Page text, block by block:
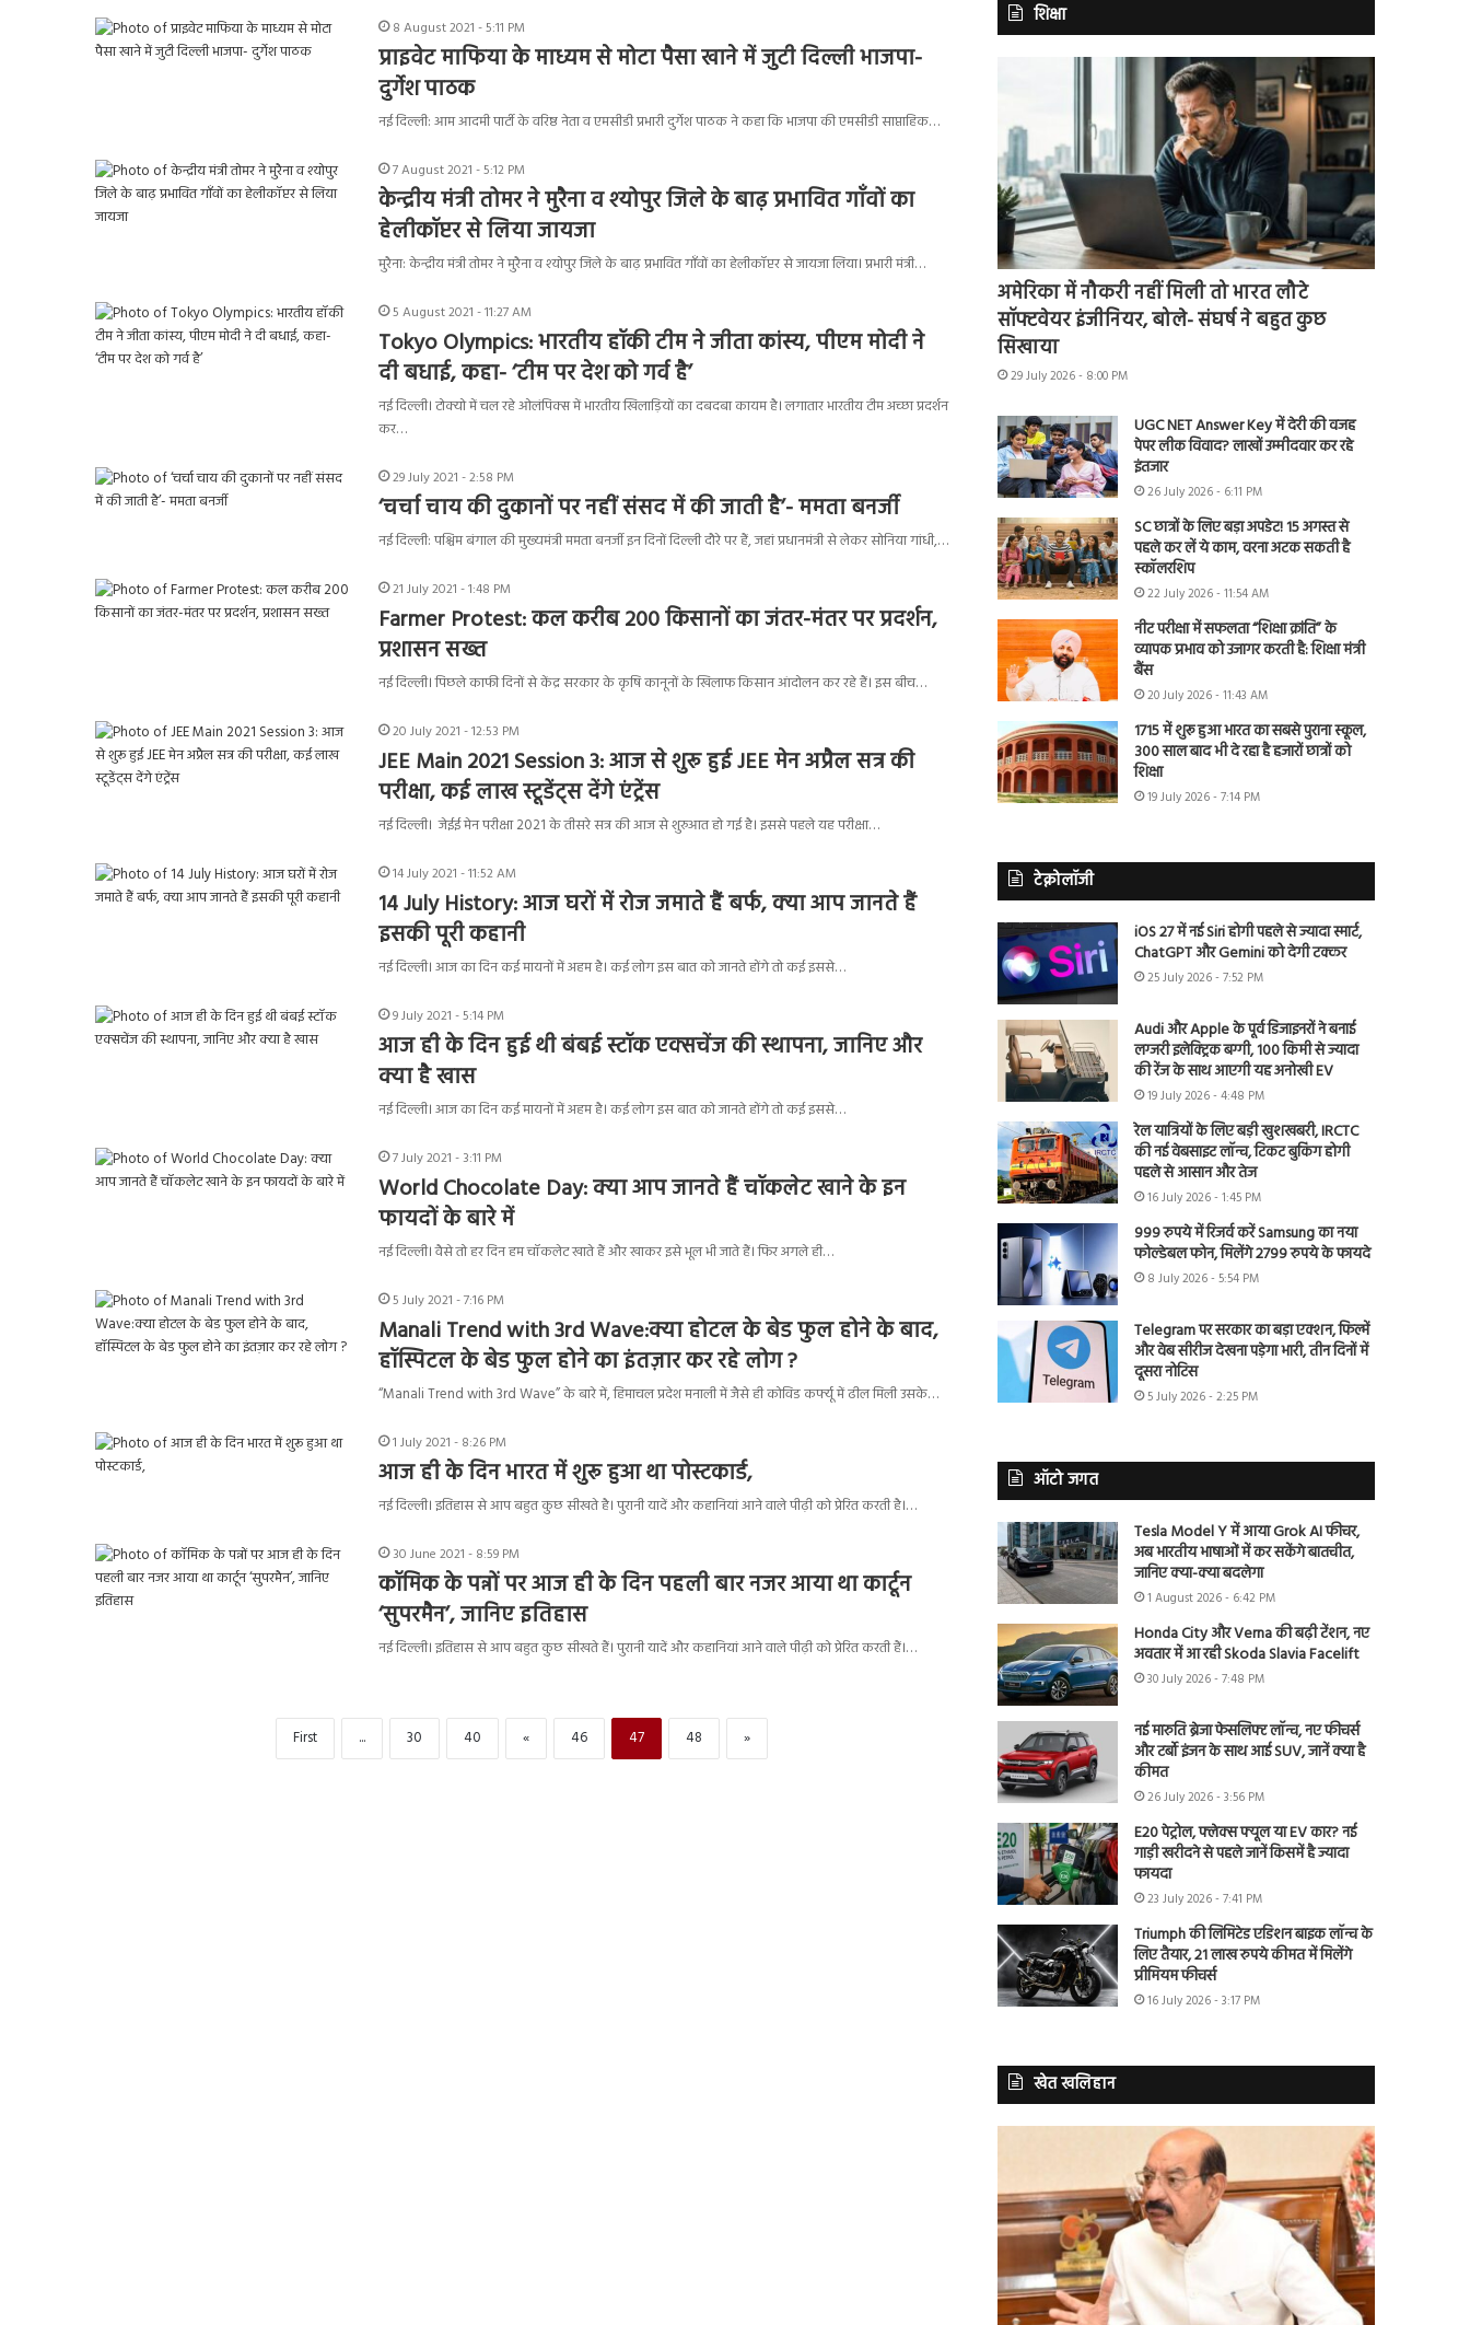
8 August 2021 - 5:11 PM
प्राइवेट माफिया के माध्यम से मोटा पैसा खाने में जुटी दिल्ली भाजपा-
दुर्गेश पाठक
नई दिल्ली: आम आदमी पार्टी के वरिष्ठ नेता व एमसीडी प्रभारी दुर्गेश पाठक ने कहा कि भाजपा की एमसीडी साप्ताहिक…
7 August 2021 - 5:12 PM
केन्द्रीय मंत्री तोमर ने मुरैना व श्योपुर जिले के बाढ़ प्रभावित गाँवों का
हेलीकॉप्टर से लिया जायजा
मुरैना: केन्द्रीय मंत्री तोमर ने मुरैना व श्योपुर जिले के बाढ़ प्रभावित गाँवों का हेलीकॉप्टर से जायजा लिया। प्रभारी मंत्री…
5 August 2021 - 11:27 AM
Tokyo Olympics: भारतीय हॉकी टीम ने जीता कांस्य, पीएम मोदी ने
दी बधाई, कहा- ‘टीम पर देश को गर्व है’
नई दिल्ली। टोक्यो में चल रहे ओलंपिक्स में भारतीय खिलाड़ियों का दबदबा कायम है। लगातार भारतीय टीम अच्छा प्रदर्शन
कर…
29 July 2021 - 2:58 PM
‘चर्चा चाय की दुकानों पर नहीं संसद में की जाती है’- ममता बनर्जी
नई दिल्ली: पश्चिम बंगाल की मुख्यमंत्री ममता बनर्जी इन दिनों दिल्ली दौरे पर हैं, जहां प्रधानमंत्री से लेकर सोनिया गांधी,…
21 July 2021 - 1:48 PM
Farmer Protest: कल करीब 200 किसानों का जंतर-मंतर पर प्रदर्शन,
प्रशासन सख्त
नई दिल्ली। पिछले काफी दिनों से केंद्र सरकार के कृषि कानूनों के खिलाफ किसान आंदोलन कर रहे हैं। इस बीच…
20 July 2021 - 12:53 PM
JEE Main 2021 Session 3: आज से शुरू हुई JEE मेन अप्रैल सत्र की
परीक्षा, कई लाख स्टूडेंट्स देंगे एंट्रेंस
नई दिल्ली। जेईई मेन परीक्षा 2021 के तीसरे सत्र की आज से शुरुआत हो गई है। इससे पहले यह परीक्षा…
14 July 2021 - 11:52 AM
14 July History: आज घरों में रोज जमाते हैं बर्फ, क्‍या आप जानते हैं
इसकी पूरी कहानी
नई दिल्ली। आज का दिन कई मायनों में अहम है। कई लोग इस बात को जानते होंगे तो कई इससे…
9 July 2021 - 5:14 PM
आज ही के दिन हुई थी बंबई स्टॉक एक्सचेंज की स्थापना, जानिए और
क्या है खास
नई दिल्ली। आज का दिन कई मायनों में अहम है। कई लोग इस बात को जानते होंगे तो कई इससे…
7 July 2021 - 3:11 PM
World Chocolate Day: क्या आप जानते हैं चॉकलेट खाने के इन
फायदों के बारे में
नई दिल्ली। वैसे तो हर दिन हम चॉकलेट खाते हैं और खाकर इसे भूल भी जाते हैं। फिर अगले ही…
5 July 2021 - 7:16 PM
Manali Trend with 3rd Wave:क्या होटल के बेड फुल होने के बाद,
हॉस्पिटल के बेड फुल होने का इंतज़ार कर रहे लोग ?
“Manali Trend with 3rd Wave” के बारे में, हिमाचल प्रदेश मनाली में जैसे ही कोविड कर्फ्यू में ढील मिली उसके…
1 July 2021 - 8:26 PM
आज ही के दिन भारत में शुरू हुआ था पोस्टकार्ड,
नई दिल्ली। इतिहास से आप बहुत कुछ सीखते है। पुरानी यादें और कहानियां आने वाले पीढ़ी को प्रेरित करती है।…
30 June 2021 - 8:59 PM
कॉमिक के पन्नों पर आज ही के दिन पहली बार नजर आया था कार्टून
‘सुपरमैन’, जानिए इतिहास
नई दिल्ली। इतिहास से आप बहुत कुछ सीखते हैं। पुरानी यादें और कहानियां आने वाले पीढ़ी को प्रेरित करती हैं।…
First ... 30 40 « 46 47 48 »
शिक्षा
अमेरिका में नौकरी नहीं मिली तो भारत लौटे
सॉफ्टवेयर इंजीनियर, बोले- संघर्ष ने बहुत कुछ
सिखाया
29 July 2026 - 8:00 PM
UGC NET Answer Key में देरी की वजह
पेपर लीक विवाद? लाखों उम्मीदवार कर रहे
इंतजार
26 July 2026 - 6:11 PM
SC छात्रों के लिए बड़ा अपडेट! 15 अगस्त से
पहले कर लें ये काम, वरना अटक सकती है
स्कॉलरशिप
22 July 2026 - 11:54 AM
नीट परीक्षा में सफलता “शिक्षा क्रांति” के
व्यापक प्रभाव को उजागर करती है: शिक्षा मंत्री
बैंस
20 July 2026 - 11:43 AM
1715 में शुरू हुआ भारत का सबसे पुराना स्कूल,
300 साल बाद भी दे रहा है हजारों छात्रों को
शिक्षा
19 July 2026 - 7:14 PM
टेक्नोलॉजी
iOS 27 में नई Siri होगी पहले से ज्यादा स्मार्ट,
ChatGPT और Gemini को देगी टक्कर
25 July 2026 - 7:52 PM
Audi और Apple के पूर्व डिजाइनरों ने बनाई
लग्जरी इलेक्ट्रिक बग्गी, 100 किमी से ज्यादा
की रेंज के साथ आएगी यह अनोखी EV
19 July 2026 - 4:48 PM
रेल यात्रियों के लिए बड़ी खुशखबरी, IRCTC
की नई वेबसाइट लॉन्च, टिकट बुकिंग होगी
पहले से आसान और तेज
16 July 2026 - 1:45 PM
999 रुपये में रिजर्व करें Samsung का नया
फोल्डेबल फोन, मिलेंगे 2799 रुपये के फायदे
8 July 2026 - 5:54 PM
Telegram पर सरकार का बड़ा एक्शन, फिल्में
और वेब सीरीज देखना पड़ेगा भारी, तीन दिनों में
दूसरा नोटिस
5 July 2026 - 2:25 PM
ऑटो जगत
Tesla Model Y में आया Grok AI फीचर,
अब भारतीय भाषाओं में कर सकेंगे बातचीत,
जानिए क्या-क्या बदलेगा
1 August 2026 - 6:42 PM
Honda City और Verna की बढ़ी टेंशन, नए
अवतार में आ रही Skoda Slavia Facelift
30 July 2026 - 7:48 PM
नई मारुति ब्रेजा फेसलिफ्ट लॉन्च, नए फीचर्स
और टर्बो इंजन के साथ आई SUV, जानें क्या है
कीमत
26 July 2026 - 3:56 PM
E20 पेट्रोल, फ्लेक्स फ्यूल या EV कार? नई
गाड़ी खरीदने से पहले जानें किसमें है ज्यादा
फायदा
23 July 2026 - 7:41 PM
Triumph की लिमिटेड एडिशन बाइक लॉन्च के
लिए तैयार, 21 लाख रुपये कीमत में मिलेंगे
प्रीमियम फीचर्स
16 July 2026 - 3:17 PM
खेत खलिहान